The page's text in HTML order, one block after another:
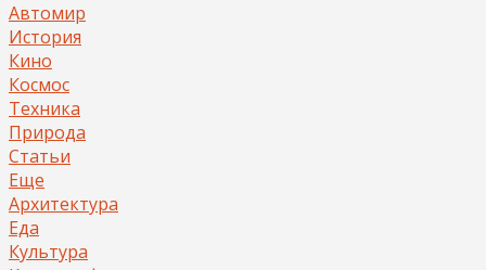
Автомир
История
Кино
Космос
Техника
Природа
Статьи
Еще
Архитектура
Еда
Культура